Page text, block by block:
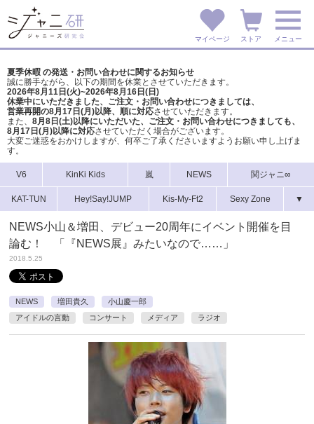
マイページ ストア メニュー
夏季休暇 の発送・お問い合わせに関するお知らせ
誠に勝手ながら、以下の期間を休業とさせていただきます。
2026年8月11日(火)~2026年8月16日(日)
休業中にいただきました、ご注文・お問い合わせにつきましては、
営業再開の8月17日(月)以降、順に対応させていただきます。
また、 8月8日(土)以降にいただいた、ご注文・ お問い合わせにつきましても、
8月17日(月)以降に対応させていただく場合がございます。
大変ご迷惑をおかけしますが、 何卒ご了承くださいますようお願い申し上げま
す。
V6 KinKi Kids 嵐 NEWS 関ジャニ∞
KAT-TUN Hey!Say!JUMP Kis-My-Ft2 Sexy Zone ▼
NEWS小山＆増田、デビュー20周年にイベント開催を目
論む！ 「『NEWS展』みたいなので……」
2018.5.25
NEWS 増田貴久
小山慶一郎
アイドルの言動
コンサート メディア ラジオ